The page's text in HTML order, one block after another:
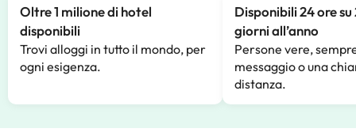
Oltre 1 milione di hotel
disponibili
Trovi alloggi in tutto il mondo, per
ogni esigenza.
Disponibili 24 ore su
giorni all’anno
Persone vere,
messaggio o una
distanza.